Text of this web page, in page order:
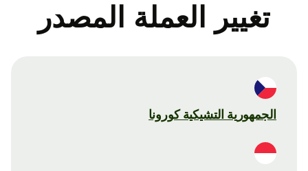
تغيير العملة المصدر
الجمهورية التشيكية كورونا